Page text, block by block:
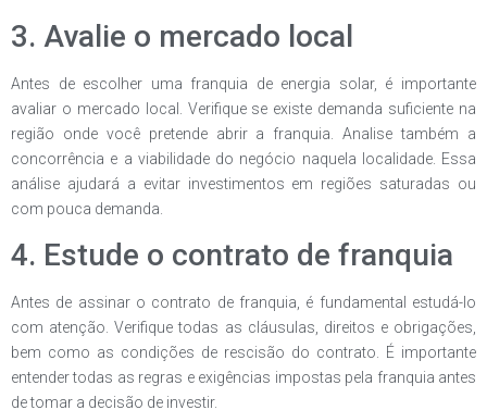
3. Avalie o mercado local
Antes de escolher uma franquia de energia solar, é importante
avaliar o mercado local. Verifique se existe demanda suficiente na
região onde você pretende abrir a franquia. Analise também a
concorrência e a viabilidade do negócio naquela localidade. Essa
análise ajudará a evitar investimentos em regiões saturadas ou
com pouca demanda.
4. Estude o contrato de franquia
Antes de assinar o contrato de franquia, é fundamental estudá-lo
com atenção. Verifique todas as cláusulas, direitos e obrigações,
bem como as condições de rescisão do contrato. É importante
entender todas as regras e exigências impostas pela franquia antes
de tomar a decisão de investir.